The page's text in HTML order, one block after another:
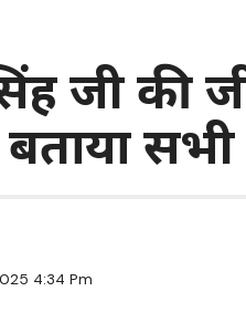
जी की
सभी
4:34 Pm